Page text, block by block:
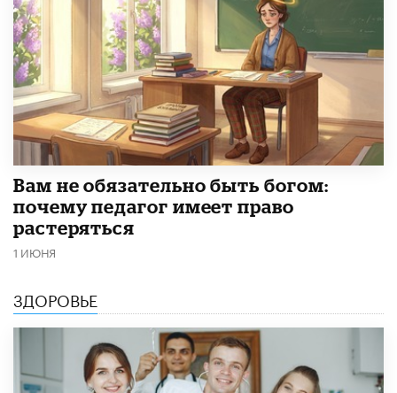
​Вам не обязательно быть богом:
почему педагог имеет право
растеряться
1 ИЮНЯ
ЗДОРОВЬЕ